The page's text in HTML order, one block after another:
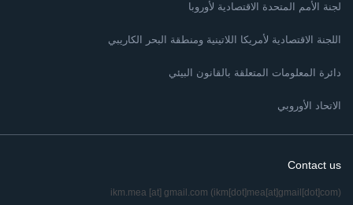
لجنة الأمم المتحدة الاقتصادية لأوروبا
اللجنة الاقتصادية لأمريكا اللاتينية ومنطقة البحر الكاريبي
دائرة المعلومات المتعلقة بالقانون البيئي
الاتحاد الأوروبي
Contact us
ikm.mea [at] gmail.com (ikm[dot]mea[at]gmail[dot]com)